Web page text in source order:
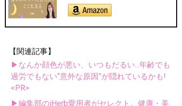
【関連記事】
▶なんか顔色が悪い、いつもだるい...年齢でも
過労でもない“意外な原因”が隠れているかも!
<PR>
▶編集部のiHerb愛用者がセレクト。健康・美